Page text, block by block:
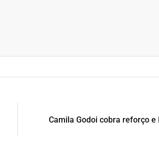
Camila Godoi cobra reforço